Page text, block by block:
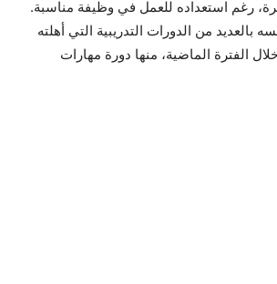
رغم استعداده للعمل في وظيفة مناسبة.
بالعديد من الدورات التدريبية التي أهلته
الفترة الماضية، منها دورة مهارات